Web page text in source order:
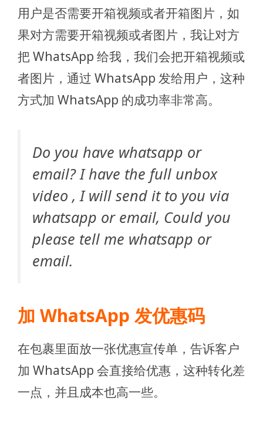
用户是否需要开箱视频或者开箱图片，如
果对方需要开箱视频或者图片，我让对方
把 WhatsApp 给我，我们会把开箱视频或
者图片，通过 WhatsApp 发给用户，这种
方式加 WhatsApp 的成功率非常高。
Do you have whatsapp or
email? I have the full unbox
video , I will send it to you via
whatsapp or email, Could you
please tell me whatsapp or
email.
加 WhatsApp 发优惠码
在包裹里面放一张优惠宣传单，告诉客户
加 WhatsApp 会直接给优惠，这种转化差
一点，并且成本也高一些。